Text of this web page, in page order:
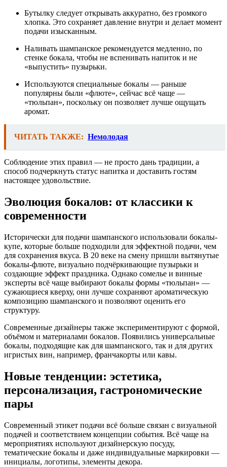
Бутылку следует открывать аккуратно, без громкого
хлопка. Это сохраняет давление внутри и делает момент
подачи изысканным.
Наливать шампанское рекомендуется медленно, по
стенке бокала, чтобы не вспенивать напиток и не
«выпустить» пузырьки.
Используются специальные бокалы — раньше
популярны были «флюте», сейчас всё чаще —
«тюльпан», поскольку он позволяет лучше ощущать
аромат.
ЧИТАТЬ ТАКЖЕ: Немолодая
Соблюдение этих правил — не просто дань традиции, а
способ подчеркнуть статус напитка и доставить гостям
настоящее удовольствие.
Эволюция бокалов: от классики к
современности
Исторически для подачи шампанского использовали бокалы-
купе, которые больше подходили для эффектной подачи, чем
для сохранения вкуса. В 20 веке на смену пришли вытянутые
бокалы-флюте, визуально подчёркивающие пузырьки и
создающие эффект праздника. Однако сомелье и винные
эксперты всё чаще выбирают бокалы формы «тюльпан» —
сужающиеся кверху, они лучше сохраняют ароматическую
композицию шампанского и позволяют оценить его
структуру.
Современные дизайнеры также экспериментируют с формой,
объёмом и материалами бокалов. Появились универсальные
бокалы, подходящие как для шампанского, так и для других
игристых вин, например, франчакорты или кавы.
Новые тенденции: эстетика,
персонализация, гастрономические
пары
Современный этикет подачи всё больше связан с визуальной
подачей и соответствием концепции события. Всё чаще на
мероприятиях используют дизайнерскую посуду,
тематические бокалы и даже индивидуальные маркировки —
инициалы, логотипы, элементы декора.